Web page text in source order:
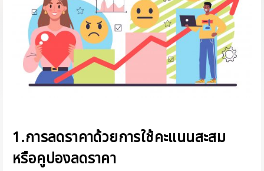
1.การลดราคาด้วยการใช้คะแนนสะสม
หรือคูปองลดราคา